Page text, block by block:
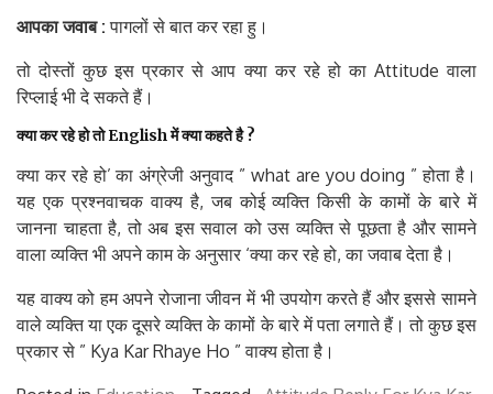
आपका जवाब:पागलों से बात कर रहा हु।
तो दोस्तों कुछ इस प्रकार से आप क्या कर रहे हो का Attitude वाला
रिप्लाई भी दे सकते हैं।
क्याकररहेहोतो Englishमेंक्याकहतेहै ?
क्या कर रहे हो’ का अंग्रेजी अनुवाद ” what are you doing ” होता है।
यह एक प्रश्नवाचक वाक्य है, जब कोई व्यक्ति किसी के कामों के बारे में
जानना चाहता है, तो अब इस सवाल को उस व्यक्ति से पूछता है और सामने
वाला व्यक्ति भी अपने काम के अनुसार ‘क्या कर रहे हो, का जवाब देता है।
यह वाक्य को हम अपने रोजाना जीवन में भी उपयोग करते हैं और इससे सामने
वाले व्यक्ति या एक दूसरे व्यक्ति के कामों के बारे में पता लगाते हैं। तो कुछ इस
प्रकार से ” Kya Kar Rhaye Ho ” वाक्य होता है।